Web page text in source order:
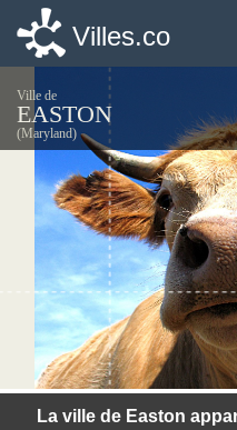
Villes.co
Ville de
EASTON
(Maryland)
La ville de Easton
Villes.co